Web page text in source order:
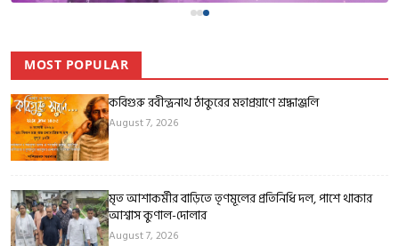
MOST POPULAR
কবিগুরু রবীন্দ্রনাথ ঠাকুরের মহাপ্রয়াণে শ্রদ্ধাঞ্জলি
August 7, 2026
মৃত আশাকর্মীর বাড়িতে তৃণমূলের প্রতিনিধি দল, পাশে থাকার
আশ্বাস কুণাল-দোলার
August 7, 2026